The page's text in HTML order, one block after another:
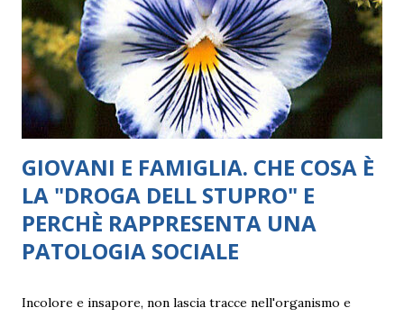
della musica, delle canzoni e delle parole, che costituiscono
un “involucro sonoro” che avvolge la madre e il bambino,
creando un primo confine fra sé e non-sé. Anzieu ha
definito questa dimensione intima, “la prima forma di
struttura ps...
GIOVANI E FAMIGLIA. CHE COSA È
LA "DROGA DELL STUPRO" E
PERCHÈ RAPPRESENTA UNA
PATOLOGIA SOCIALE
Incolore e insapore, non lascia tracce nell'organismo e